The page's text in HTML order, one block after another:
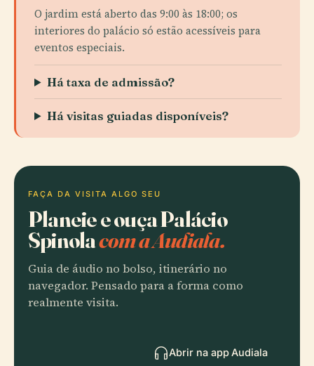
O jardim está aberto das 9:00 às 18:00; os
interiores do palácio só estão acessíveis para
eventos especiais.
Há taxa de admissão?
Há visitas guiadas disponíveis?
FAÇA DA VISITA ALGO SEU
Planeie e ouça Palácio
Spinolacom a Audiala.
Guia de áudio no bolso, itinerário no
navegador. Pensado para a forma como
realmente visita.
Abrir na app Audiala